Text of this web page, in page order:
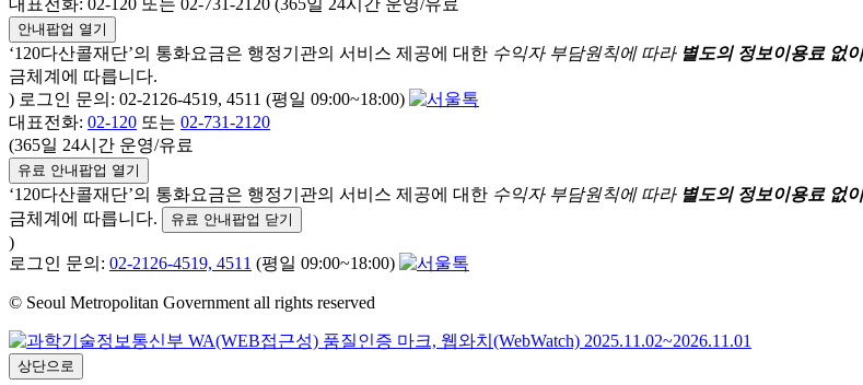
대표전화: 02-120 또는 02-731-2120 (365일 24시간 운영/유료
안내팝업 열기
‘120다산콜재단’의 통화요금은 행정기관의 서비스 제공에 대한 수익자 부담원칙에 따라 별도의 정보이용료 없
금체계에 따릅니다.
) 로그인 문의: 02-2126-4519, 4511 (평일 09:00~18:00)
대표전화: 02-120 또는 02-731-2120
(365일 24시간 운영/유료
유료 안내팝업 열기
‘120다산콜재단’의 통화요금은 행정기관의 서비스 제공에 대한 수익자 부담원칙에 따라 별도의 정보이용료 없
금체계에 따릅니다.
유료 안내팝업 닫기
)
로그인 문의: 02-2126-4519, 4511 (평일 09:00~18:00)
© Seoul Metropolitan Government all rights reserved
상단으로